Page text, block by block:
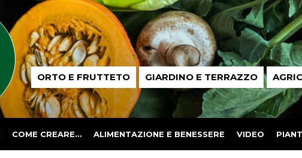
Passione
in ORTO E FRUTTETO GIARDINO E TERRAZZO
COME CREARE… ALIMENTAZIONE E BENESSERE VIDEO